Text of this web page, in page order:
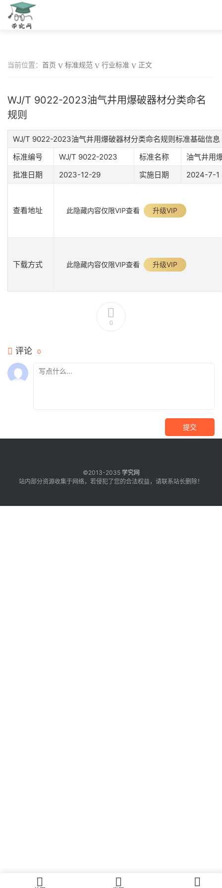
当前位置： 首页 标准规范 行业标准 正文
WJ/T 9022-2023油气井用爆破器材分类命名
规则
WJ/T 9022-2023油气井用爆破器材分类命名规则标准基础信息
标准编号
WJ/T 9022-2023 标准名称
油气井用
批准日期
2023-12-29 实施日期 2024-7-1
查看地址 此隐藏内容仅限VIP查看 升级VIP
下载方式 此隐藏内容仅限VIP查看 升级VIP
0
评论 0
提交
©2013-2035 学究网
站内部分资源收集于网络，若侵犯了您的合法权益，请联系站长删除！